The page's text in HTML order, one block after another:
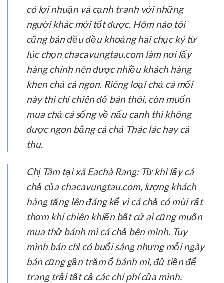
có lợi nhuận và cạnh tranh với những
người khác mới tốt được. Hôm nào tôi
cũng bán đều đều khoảng hai chục ký từ
lúc chọn chacavungtau.com làm nơi lấy
hàng chính nên được nhiều khách hàng
khen chả cá ngon. Riêng loại chả cá mối
này thì chỉ chiên để bán thôi, còn muốn
mua chả cá sống về nấu canh thì không
được ngon bằng cá chả Thác lác hay cá
thu.
Chị Tâm tại xã Eachà Rang:Từ khi lấy cá
chả của chacavungtau.com, lượng khách
hàng tăng lên đáng kể vì cá chả có mùi rất
thơm khi chiên khiến bất cứ ai cũng muốn
mua thử bánh mì cá chả bên mình. Tuy
mình bán chỉ có buổi sáng nhưng mỗi ngày
bán cũng gần trăm ổ bánh mì, đủ tiền để
trang trải tất cả các chi phí của mình.